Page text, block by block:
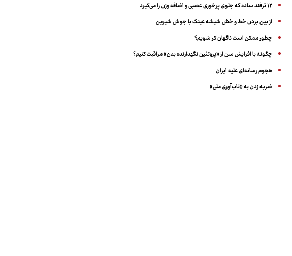
۱۲ ترفند ساده که جلوی پرخوری عصبی و اضافه ‌وزن را می‌گیرد
از بین بردن خط و خش شیشه عینک با جوش شیرین
چطور ممکن است ناگهان کر شویم؟
چگونه با افزایش سن از «پروتئین نگهدارنده بدن» مراقبت کنیم؟
هجوم رسانه‌ای علیه ایران
ضربه زدن به «تاب‌آوری ملی»